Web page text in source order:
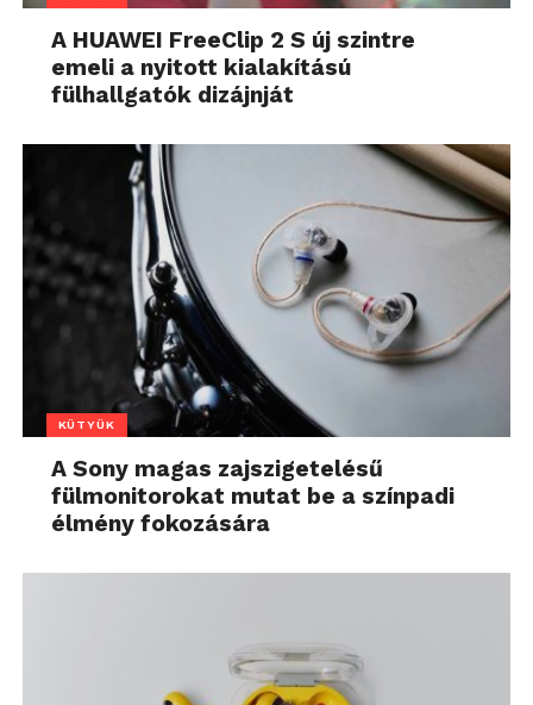
A HUAWEI FreeClip 2 S új szintre
emeli a nyitott kialakítású
fülhallgatók dizájnját
KÜTYÜK
A Sony magas zajszigetelésű
fülmonitorokat mutat be a színpadi
élmény fokozására